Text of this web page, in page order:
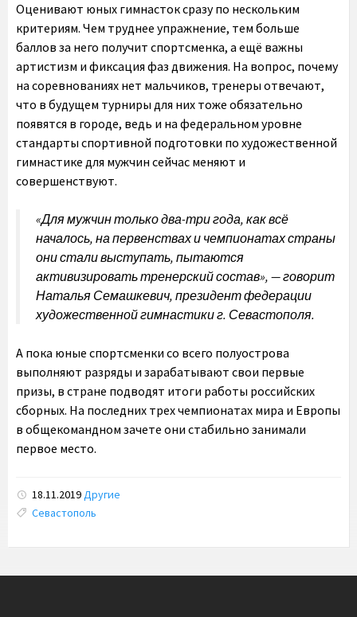
Оценивают юных гимнасток сразу по нескольким
критериям. Чем труднее упражнение, тем больше
баллов за него получит спортсменка, а ещё важны
артистизм и фиксация фаз движения. На вопрос, почему
на соревнованиях нет мальчиков, тренеры отвечают,
что в будущем турниры для них тоже обязательно
появятся в городе, ведь и на федеральном уровне
стандарты спортивной подготовки по художественной
гимнастике для мужчин сейчас меняют и
совершенствуют.
«Для мужчин только два-три года, как всё
началось, на первенствах и чемпионатах страны
они стали выступать, пытаются
активизировать тренерский состав», — говорит
Наталья Семашкевич, президент федерации
художественной гимнастики г. Севастополя.
А пока юные спортсменки со всего полуострова
выполняют разряды и зарабатывают свои первые
призы, в стране подводят итоги работы российских
сборных. На последних трех чемпионатах мира и Европы
в общекомандном зачете они стабильно занимали
первое место.
18.11.2019Другие
Tags:
Севастополь